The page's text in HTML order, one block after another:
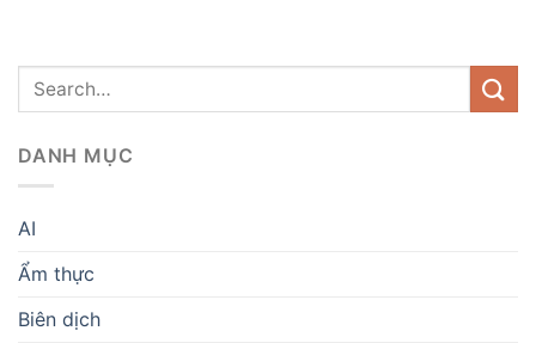
DANH MỤC
AI
Ẩm thực
Biên dịch